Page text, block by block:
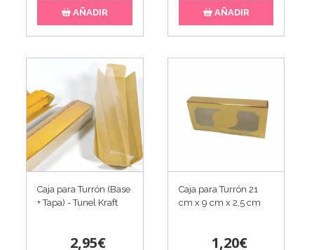
AÑADIR AÑADIR
Caja para Turrón (Base
+ Tapa) - Tunel Kraft
2,95€
Caja para Turrón 21
cm x 9 cm x 2,5 cm
1,20€